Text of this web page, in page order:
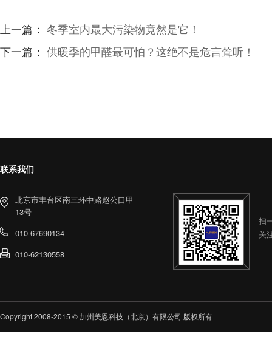
上一篇： 冬季室内最大污染物竟然是它！
下一篇： 供暖季的甲醛最可怕？这绝不是危言耸听！
联系我们
北京市丰台区南三环中路赵公口甲
13号
010-67690134
010-62130558
扫
关
Copyright 2008-2015 © 加州美恩科技（北京）有限公司 版权所有